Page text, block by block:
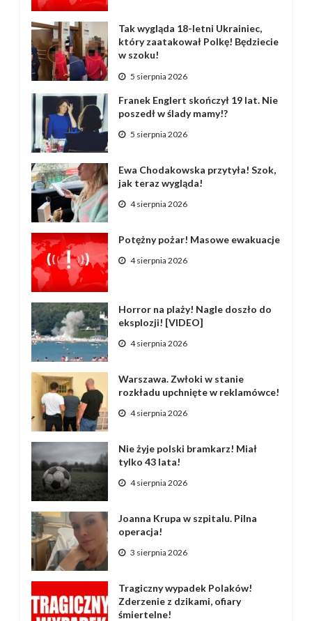
Tak wygląda 18-letni Ukrainiec,
który zaatakował Polkę! Będziecie
w szoku!
5 sierpnia 2026
Franek Englert skończył 19 lat. Nie
poszedł w ślady mamy!?
5 sierpnia 2026
Ewa Chodakowska przytyła! Szok,
jak teraz wygląda!
4 sierpnia 2026
Potężny pożar! Masowe ewakuacje
4 sierpnia 2026
Horror na plaży! Nagle doszło do
eksplozji! [VIDEO]
4 sierpnia 2026
Warszawa. Zwłoki w stanie
rozkładu upchnięte w reklamówce!
4 sierpnia 2026
Nie żyje polski bramkarz! Miał
tylko 43 lata!
4 sierpnia 2026
Joanna Krupa w szpitalu. Pilna
operacja!
3 sierpnia 2026
Tragiczny wypadek Polaków!
Zderzenie z dzikami, ofiary
śmiertelne!